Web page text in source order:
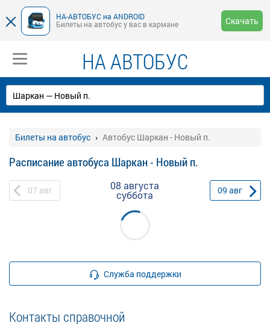
НА-АВТОБУС на ANDROID
Билеты на автобус у вас в кармане
Скачать
НА АВТОБУС
Билеты на автобус Автобус Шаркан - Новый п.
Расписание автобуса Шаркан - Новый п.
07 авг 08 августа
суббота 09 авг
Служба поддержки
Контакты справочной